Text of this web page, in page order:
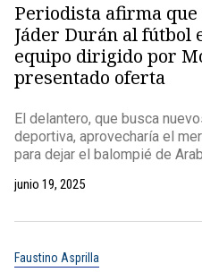
Periodista afirma que
Jáder Durán al fútbol
equipo dirigido por
presentado oferta
El delantero, que busca
deportiva, aprovecharía el
para dejar el balompié de
junio 19, 2025
Faustino Asprilla